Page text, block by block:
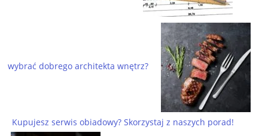
wybrać dobrego architekta wnętrz?
Kupujesz serwis obiadowy? Skorzystaj z naszych porad!